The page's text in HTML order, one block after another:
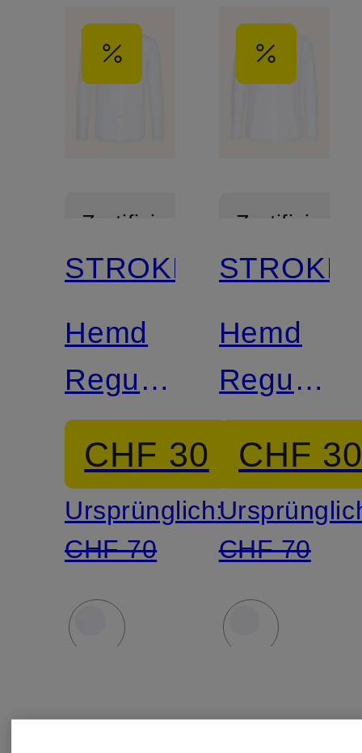
Zertifiziert
STROKESMAN'S
Hemd
Regular
Fit
CHF 30
Ursprünglich:
CHF 70
Zertifiziert
Hemd
Regular
Fit
CHF
CHF 70